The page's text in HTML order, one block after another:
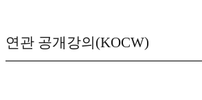
연관 공개강의(KOCW)